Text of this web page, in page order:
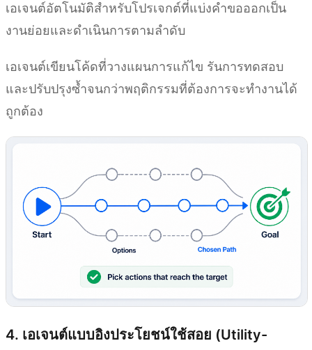
เอเจนต์อัตโนมัติสำหรับโปรเจกต์ที่แบ่งคำขอออกเป็น
งานย่อยและดำเนินการตามลำดับ
เอเจนต์เขียนโค้ดที่วางแผนการแก้ไข รันการทดสอบ
และปรับปรุงซ้ำจนกว่าพฤติกรรมที่ต้องการจะทำงานได้
ถูกต้อง
4. เอเจนต์แบบอิงประโยชน์ใช้สอย (Utility-